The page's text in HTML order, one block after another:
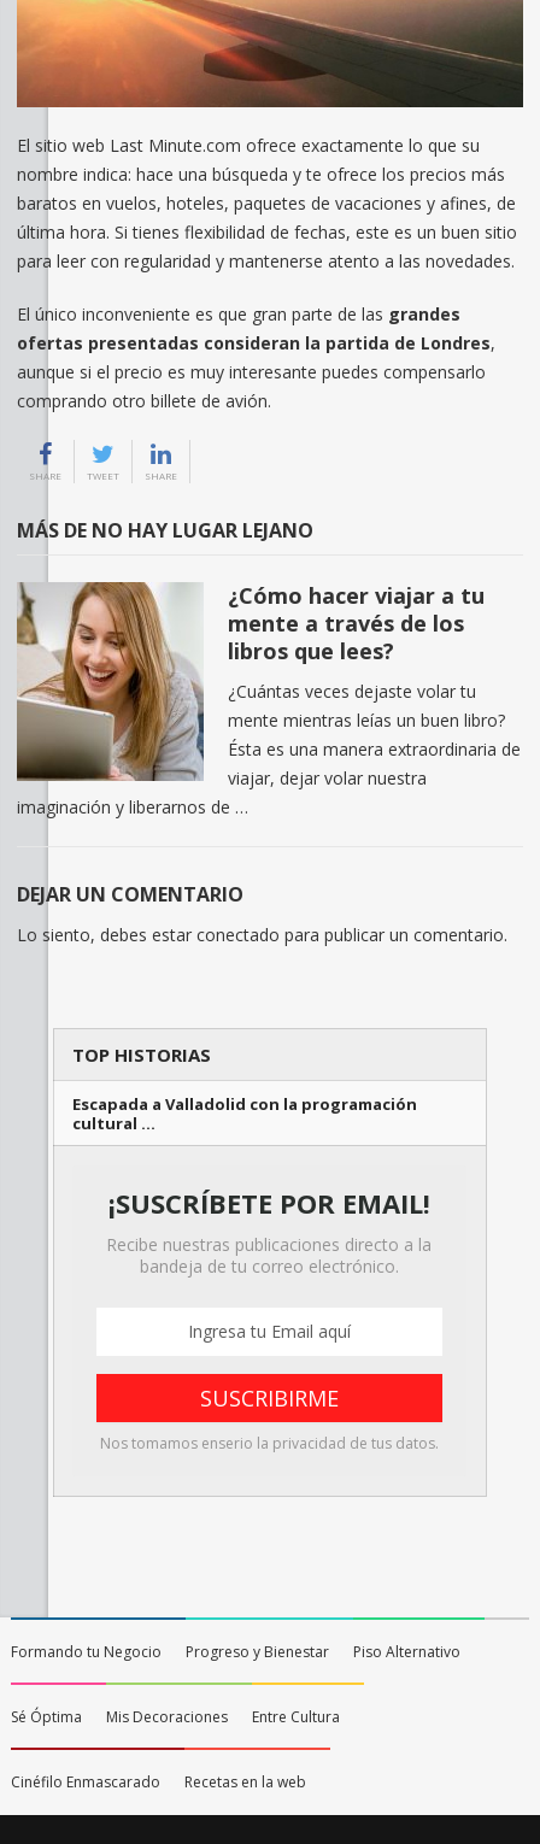
El sitio web Last Minute.com ofrece exactamente lo que su
nombre indica: hace una búsqueda y te ofrece los precios más
baratos en vuelos, hoteles, paquetes de vacaciones y afines, de
última hora. Si tienes flexibilidad de fechas, este es un buen sitio
para leer con regularidad y mantenerse atento a las novedades.
El único inconveniente es que gran parte de las grandes
ofertas presentadas consideran la partida de Londres,
aunque si el precio es muy interesante puedes compensarlo
comprando otro billete de avión.
SHARE TWEET SHARE
MÁS DE NO HAY LUGAR LEJANO
¿Cómo hacer viajar a tu
mente a través de los
libros que lees?
¿Cuántas veces dejaste volar tu
mente mientras leías un buen libro?
Ésta es una manera extraordinaria de
viajar, dejar volar nuestra
imaginación y liberarnos de …
DEJAR UN COMENTARIO
Lo siento, debes estar conectado para publicar un comentario.
TOP HISTORIAS
Escapada a Valladolid con la programación
cultural …
¡SUSCRÍBETE POR EMAIL!
Recibe nuestras publicaciones directo a la
bandeja de tu correo electrónico.
Nos tomamos enserio la privacidad de tus datos.
Formando tu Negocio Progreso y Bienestar Piso Alternativo
Sé Óptima Mis Decoraciones Entre Cultura
Cinéfilo Enmascarado Recetas en la web